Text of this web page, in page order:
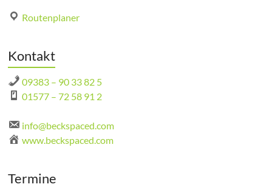
Routenplaner
Kontakt
09383 – 90 33 82 5
01577 – 72 58 91 2
info@beckspaced.com
www.beckspaced.com
Termine